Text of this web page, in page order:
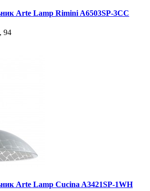
Arte Lamp Rimini A6503SP-3CC
, 94
Arte Lamp Cucina A3421SP-1WH